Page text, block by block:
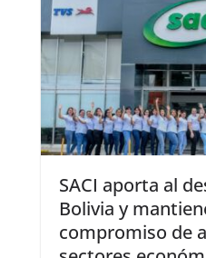
SACI aporta al
Bolivia y
compromiso de